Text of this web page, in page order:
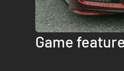
Game